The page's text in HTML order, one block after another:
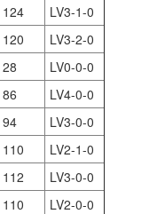
124
LV3-1-0
120
LV3-2-0
28
LV0-0-0
86
LV4-0-0
94
LV3-0-0
110
LV2-1-0
112
LV3-0-0
110
LV2-0-0